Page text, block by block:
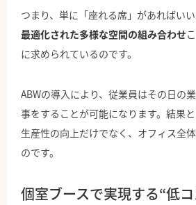
つまり、単に「座れる席」があればいい
最適化された多様な空間の組み合わせ
に求められているのです。
ABWの導入により、従業員はその日の
事をすることが可能になります。結果
生産性の向上だけでなく、オフィス全
のです。
個室ブースで実現する“低